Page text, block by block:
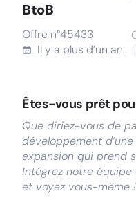
BtoB
Offre n°45433
Il y a plus d’un an
Êtes-vous prêt
Que diriez-vous de
développement
expansion qui prend
Intégrez notre
et voyez vous-même !